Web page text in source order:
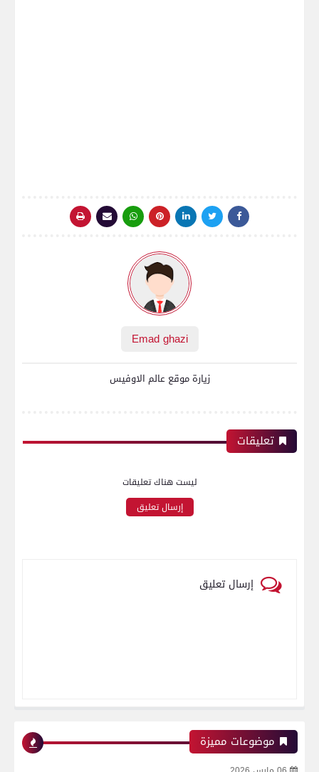
Emad ghazi
زيارة موقع عالم الاوفيس
تعليقات
ليست هناك تعليقات
إرسال تعليق
إرسال تعليق
موضوعات مميزة